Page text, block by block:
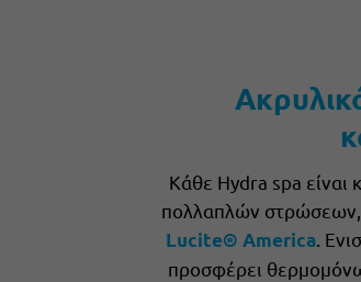
Κάθε Hydra spa είναι
πολλαπλών στρώσεων,
Lucite® America.
προσφέρει